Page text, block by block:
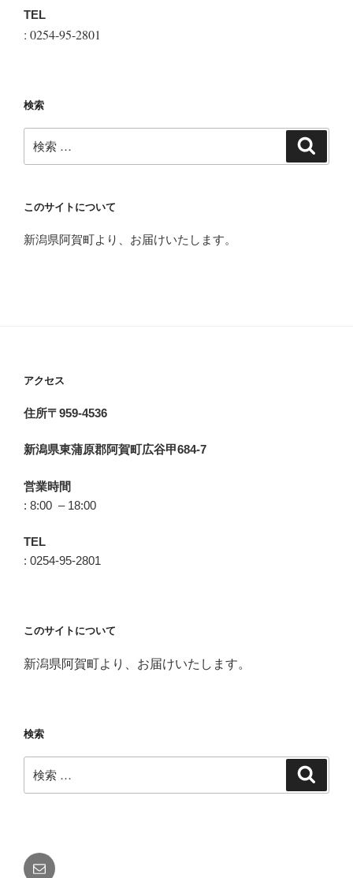
TEL
: 0254-95-2801
検索
索:
このサイトについて
新潟県阿賀町より、お届けいたします。
アクセス
住所〒959-4536
新潟県東蒲原郡阿賀町広谷甲684-7
営業時間
: 8:00 – 18:00
TEL
: 0254-95-2801
このサイトについて
新潟県阿賀町より、お届けいたします。
検索
索:
メ